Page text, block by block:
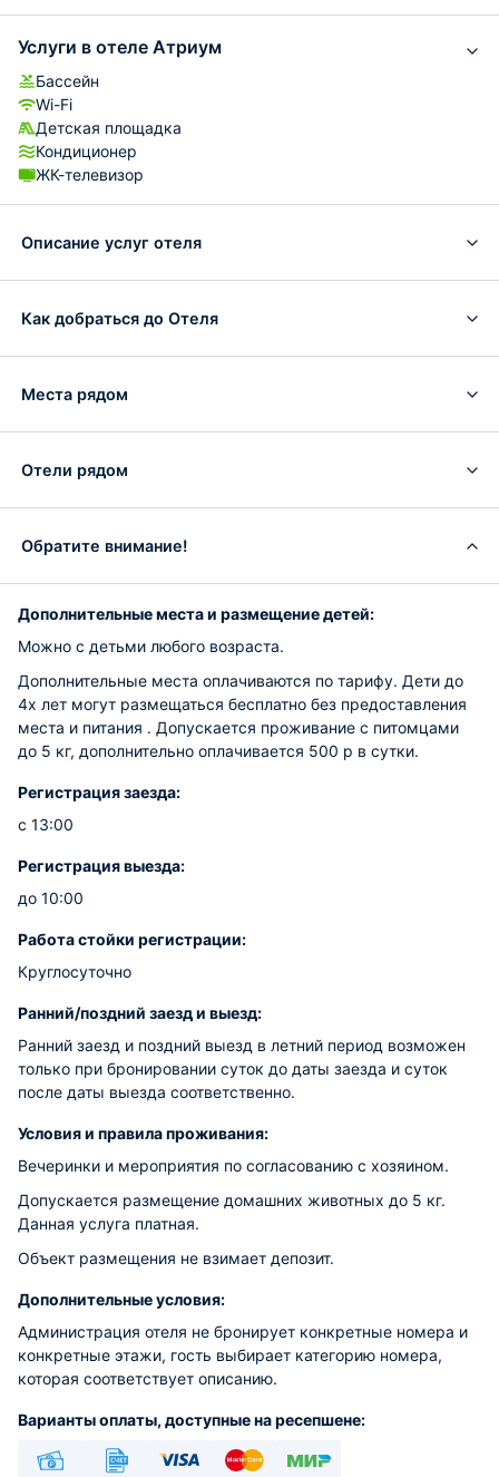
Услуги в отеле Атриум
Бассейн
Wi-Fi
Детская площадка
Кондиционер
ЖК-телевизор
Описание услуг отеля
Как добраться до Отеля
Места рядом
Отели рядом
Обратите внимание!
Дополнительные места и размещение детей:
Можно с детьми любого возраста.
Дополнительные места оплачиваются по тарифу. Дети до
4х лет могут размещаться бесплатно без предоставления
места и питания . Допускается проживание с питомцами
до 5 кг, дополнительно оплачивается 500 р в сутки.
Регистрация заезда:
с 13:00
Регистрация выезда:
до 10:00
Работа стойки регистрации:
Круглосуточно
Ранний/поздний заезд и выезд:
Ранний заезд и поздний выезд в летний период возможен
только при бронировании суток до даты заезда и суток
после даты выезда соответственно.
Условия и правила проживания:
Вечеринки и мероприятия по согласованию с хозяином.
Допускается размещение домашних животных до 5 кг.
Данная услуга платная.
Объект размещения не взимает депозит.
Дополнительные условия:
Администрация отеля не бронирует конкретные номера и
конкретные этажи, гость выбирает категорию номера,
которая соответствует описанию.
Варианты оплаты, доступные на ресепшене: